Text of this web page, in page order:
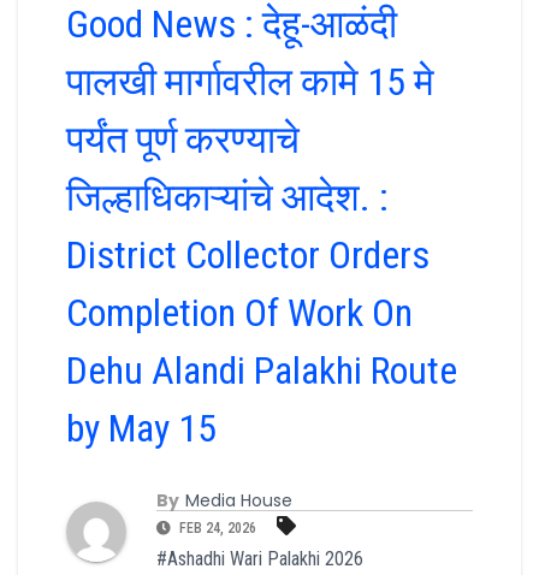
Good News : देहू-आळंदी
पालखी मार्गावरील कामे 15 मे
पर्यंत पूर्ण करण्याचे
जिल्हाधिकाऱ्यांचे आदेश. :
District Collector Orders
Completion Of Work On
Dehu Alandi Palakhi Route
by May 15
By Media House
FEB 24, 2026
#Ashadhi Wari Palakhi 2026